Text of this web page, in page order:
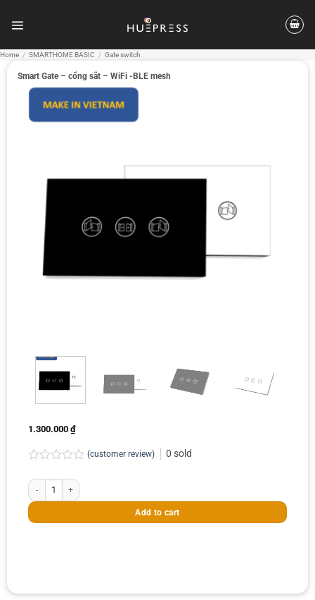
Home / SMARTHOME BASIC / Gate switch
Smart Gate – cổng sắt – WiFi -BLE mesh
1.300.000 ₫
0.0
out
of
5
(customer review) 0 sold
Smart Gate - cổng sắt - WiFi -BLE mesh quantity
Add to cart